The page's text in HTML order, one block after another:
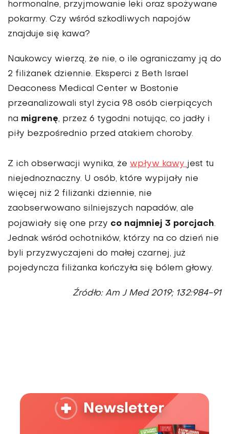
hormonalne, przyjmowanie leki oraz spożywane
pokarmy. Czy wśród szkodliwych napojów
znajduje się kawa?
Naukowcy wierzą, że nie, o ile ograniczamy ją do
2 filiżanek dziennie. Eksperci z Beth Israel
Deaconess Medical Center w Bostonie
przeanalizowali styl życia 98 osób cierpiących
na migrenę, przez 6 tygodni notując, co jadły i
piły bezpośrednio przed atakiem choroby.
Z ich obserwacji wynika, że wpływ kawy jest tu
niejednoznaczny. U osób, które wypijały nie
więcej niż 2 filiżanki dziennie, nie
zaobserwowano silniejszych napadów, ale
pojawiały się one przy co najmniej 3 porcjach.
Jednak wśród ochotników, którzy na co dzień nie
byli przyzwyczajeni do małej czarnej, już
pojedyncza filiżanka kończyła się bólem głowy.
Źródło: Am J Med 2019; 132:984-91